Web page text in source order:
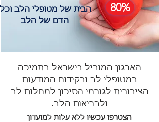
80%
הבית של מטופלי הלב
הדם של הלב
הארגון המוביל בישראל בתמיכה
במטופלי לב ובקידום המודעות
הציבורית לגורמי הסיכון למחלות לב
ולבריאות הלב.
הצטרפו עכשיו ללא עלות למועדון